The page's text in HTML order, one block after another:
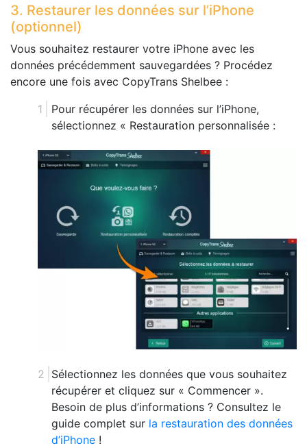
3. Restaurer les données sur l’iPhone
(optionnel)
Vous souhaitez restaurer votre iPhone avec les
données précédemment sauvegardées ? Procédez
encore une fois avec CopyTrans Shelbee :
Pour récupérer les données sur l’iPhone,
sélectionnez « Restauration personnalisée :
Sélectionnez les données que vous souhaitez
récupérer et cliquez sur « Commencer ».
Besoin de plus d’informations ? Consultez le
guide complet sur la restauration des données
d’iPhone !